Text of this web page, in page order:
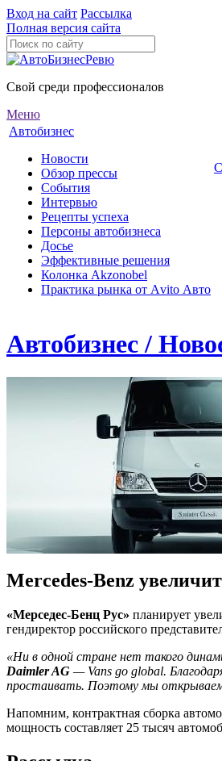
Вход на сайт Рассылка
Полная версия сайта
Свой среди профессионалов
Меню
Автобизнес
Новости
Обзор прессы
События
Интервью
Рецепты успеха
Персоны автобизнеса
Досье
Эффективные решения
Колонка Akzonobel
Практика рынка от Аvito Авто
Автобизнес /
Mercedes-Benz
«Мерседес-Бенц Рус» планирует
гендиректор российского
«Ни в одной стране нет такого
Daimler AG — Vans go global.
простаивать. Поэтому мы открываем
Напомним, контрактная сборка
мощность составляет 25 тысяч